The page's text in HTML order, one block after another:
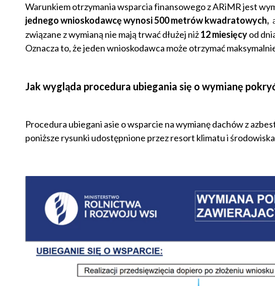
Warunkiem otrzymania wsparcia finansowego z ARiMR jest
jednego wnioskodawcę wynosi 500 metrów kwadratowych,
związane z wymianą nie mają trwać dłużej niż12 miesięcyod
Oznacza to, że jeden wnioskodawca może otrzymać
Jak wygląda procedura ubiegania się o wymianę
Procedura ubiegani asie o wsparcie na wymianę dachów z
poniższe rysunki udostępnione przez resort klimatu i